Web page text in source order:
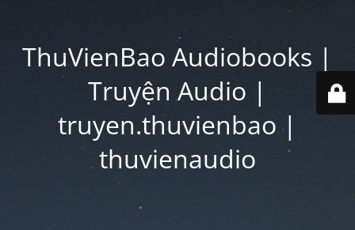
ThuVienBao Audiobooks |
Truyện Audio |
truyen.thuvienbao |
thuvienaudio